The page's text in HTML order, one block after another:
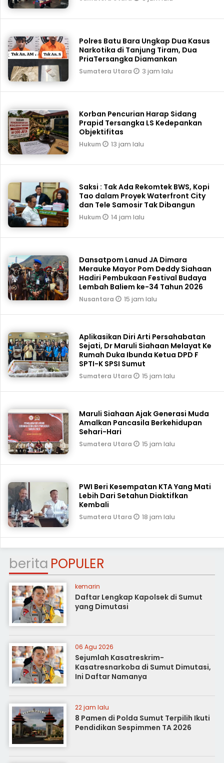
Polres Batu Bara Ungkap Dua Kasus
Narkotika di Tanjung Tiram, Dua
PriaTersangka Diamankan
Sumatera Utara 3 jam lalu
Korban Pencurian Harap Sidang
Prapid Tersangka LS Kedepankan
Objektifitas
Hukum 13 jam lalu
Saksi : Tak Ada Rekomtek BWS, Kopi
Tao dalam Proyek Waterfront City
dan Tele Samosir Tak Dibangun
Hukum 14 jam lalu
Dansatpom Lanud JA Dimara
Merauke Mayor Pom Deddy Siahaan
Hadiri Pembukaan Festival Budaya
Lembah Baliem ke-34 Tahun 2026
Nusantara 15 jam lalu
Aplikasikan Diri Arti Persahabatan
Sejati, Dr Maruli Siahaan Melayat Ke
Rumah Duka Ibunda Ketua DPD F
SPTI-K SPSI Sumut
Sumatera Utara 15 jam lalu
Maruli Siahaan Ajak Generasi Muda
Amalkan Pancasila Berkehidupan
Sehari-Hari
Sumatera Utara 15 jam lalu
PWI Beri Kesempatan KTA Yang Mati
Lebih Dari Setahun Diaktifkan
Kembali
Sumatera Utara 18 jam lalu
berita POPULER
kemarin
Daftar Lengkap Kapolsek di Sumut
yang Dimutasi
06 Agu 2026
Sejumlah Kasatreskrim-
Kasatresnarkoba di Sumut Dimutasi,
Ini Daftar Namanya
22 jam lalu
8 Pamen di Polda Sumut Terpilih Ikuti
Pendidikan Sespimmen TA 2026